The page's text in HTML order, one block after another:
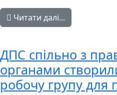
Читати далі...
ДПС спільно з
органами
робочу групу для